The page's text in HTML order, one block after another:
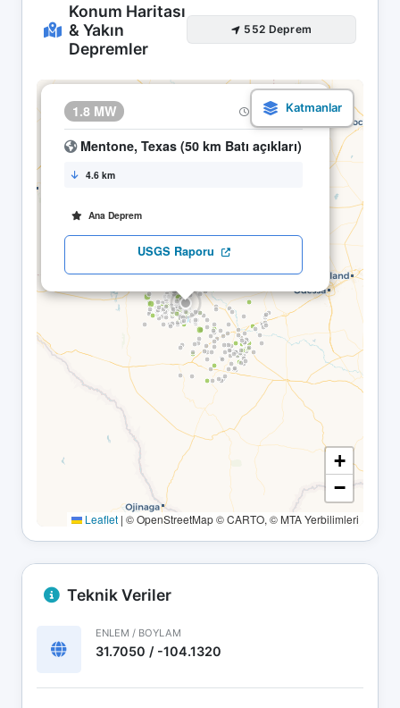
Konum Haritası
& Yakın
Depremler
552 Deprem
1.8 MW 19.04 06:38
Mentone, Texas (50 km Batı açıkları)
4.6 km
Ana Deprem
USGS Raporu
×
+
−
Leaflet | © OpenStreetMap © CARTO, © MTA Yerbilimleri
Teknik Veriler
ENLEM / BOYLAM
31.7050 / -104.1320